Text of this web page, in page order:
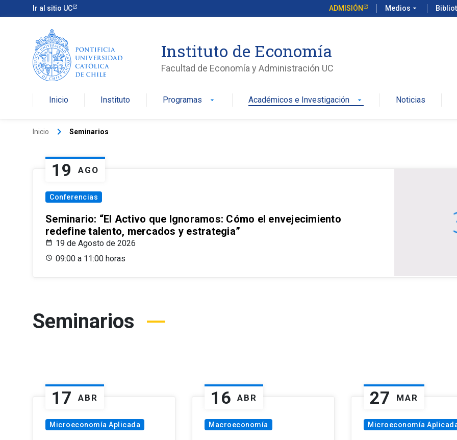
Ir al sitio UC ADMISIÓN Medios arrow_drop_down
Instituto de Economía
Facultad de Economía y Administración UC
Inicio Instituto Programas arrow_drop_down Académicos e Investigación arrow_drop_down Noticias
Inicio keyboard_arrow_right Seminarios
19 AGO
Conferencias
Seminario: “El Activo que Ignoramos: Cómo el envejecimiento
redefine talento, mercados y estrategia”
19 de Agosto de 2026
09:00 a 11:00 horas
Seminarios
17 ABR
Microeconomía Aplicada
16 ABR
Macroeconomía
27 MAR
Microeconomía